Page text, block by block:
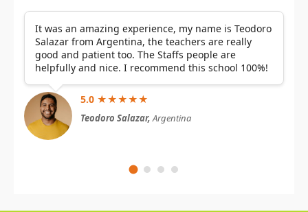
It was an amazing experience, my name is Teodoro
Salazar from Argentina, the teachers are really
good and patient too. The Staffs people are
helpfully and nice. I recommend this school 100%!
5.0 ★★★★★
Teodoro Salazar,Argentina